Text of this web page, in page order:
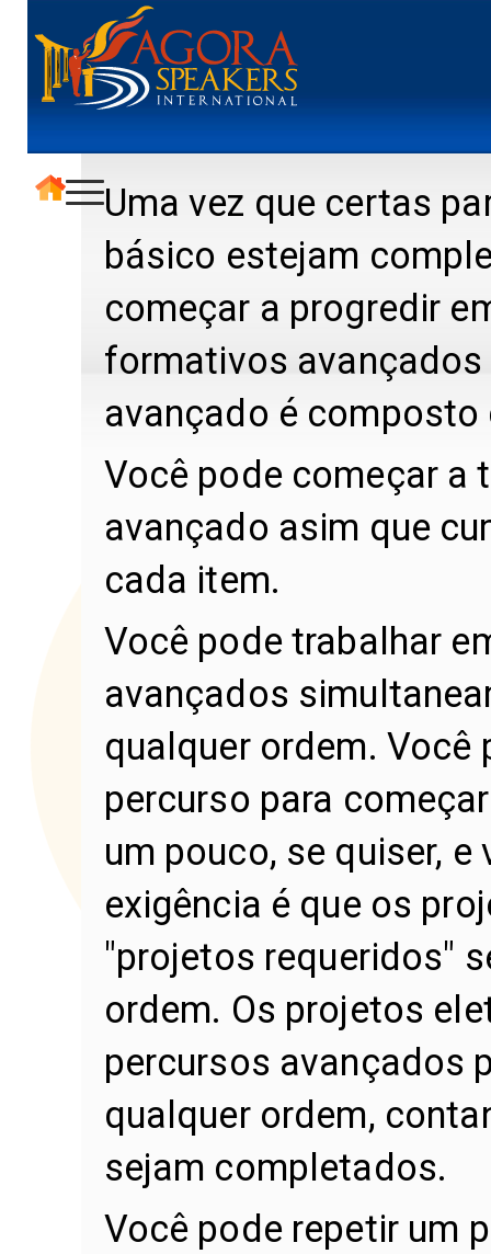
Uma vez que certas
básico estejam
começar a progredir
formativos
avançado é
Você pode começar a
avançado asim que
cada item.
Você pode trabalhar
avançados
qualquer ordem. Você
percurso para
um pouco, se quiser,
exigência é que os
"projetos requeridos"
ordem. Os projetos
percursos avançados
qualquer ordem,
sejam completados.
Você pode repetir um